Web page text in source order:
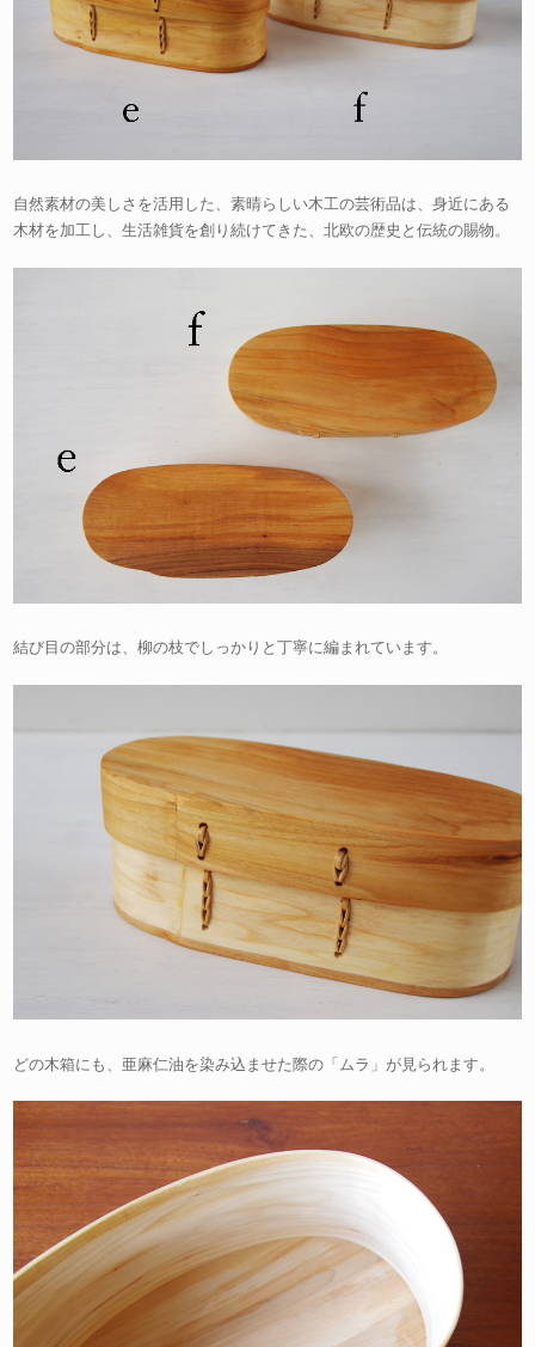
自然素材の美しさを活用した、素晴らしい木工の芸術品は、身近にある
木材を加工し、生活雑貨を創り続けてきた、北欧の歴史と伝統の賜物。
結び目の部分は、柳の枝でしっかりと丁寧に編まれています。
どの木箱にも、亜麻仁油を染み込ませた際の「ムラ」が見られます。